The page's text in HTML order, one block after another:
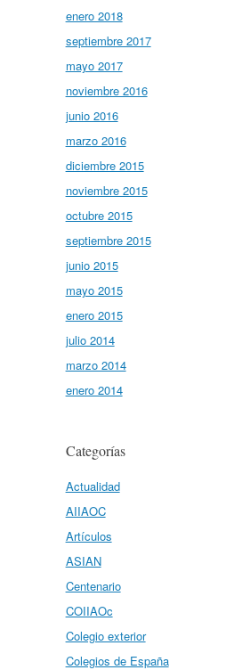
enero 2018
septiembre 2017
mayo 2017
noviembre 2016
junio 2016
marzo 2016
diciembre 2015
noviembre 2015
octubre 2015
septiembre 2015
junio 2015
mayo 2015
enero 2015
julio 2014
marzo 2014
enero 2014
Categorías
Actualidad
AIIAOC
Artículos
ASIAN
Centenario
COIIAOc
Colegio exterior
Colegios de España